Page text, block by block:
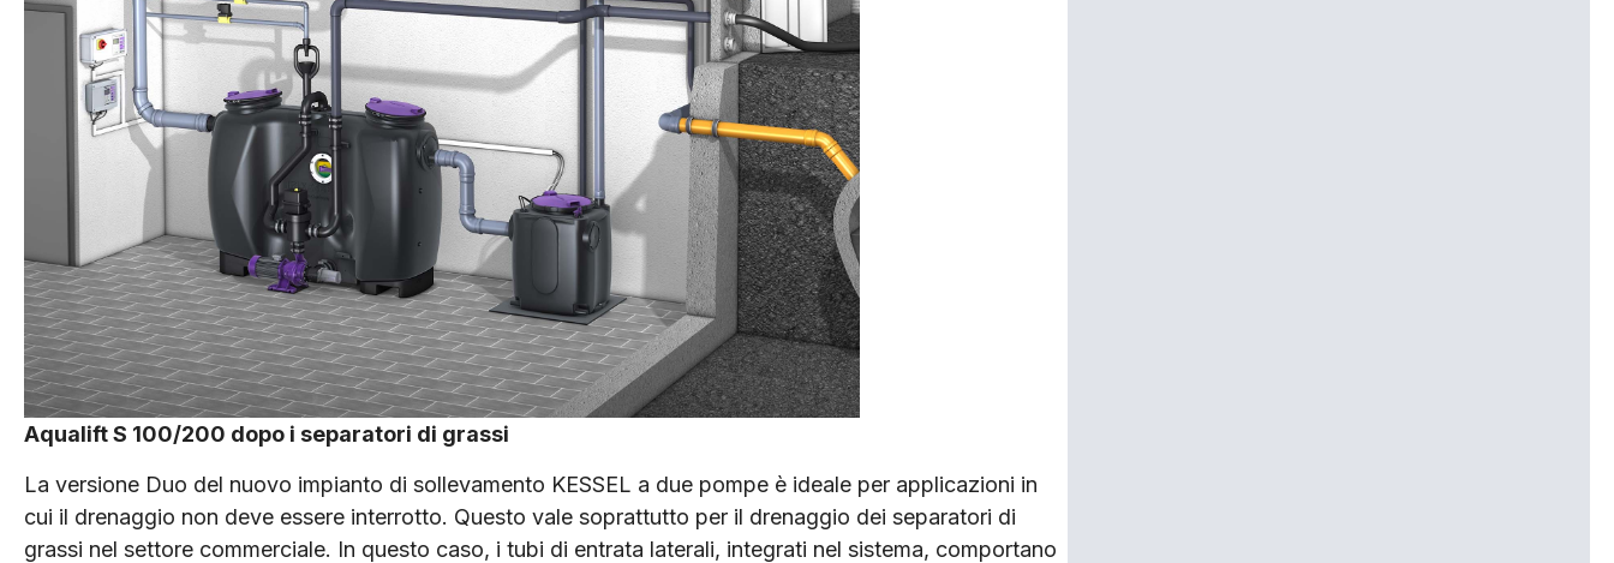
Aqualift S 100/200 dopo i separatori di grassi
La versione Duo del nuovo impianto di sollevamento KESSEL a due pompe è ideale per applicazioni in
cui il drenaggio non deve essere interrotto. Questo vale soprattutto per il drenaggio dei separatori di
grassi nel settore commerciale. In questo caso, i tubi di entrata laterali, integrati nel sistema, comportano